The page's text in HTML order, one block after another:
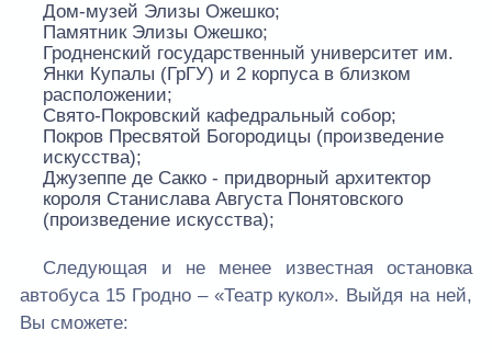
Дом-музей Элизы Ожешко;
Памятник Элизы Ожешко;
Гродненский государственный университет им.
Янки Купалы (ГрГУ) и 2 корпуса в близком
расположении;
Свято-Покровский кафедральный собор;
Покров Пресвятой Богородицы (произведение
искусства);
Джузеппе де Сакко - придворный архитектор
короля Станислава Августа Понятовского
(произведение искусства);
Следующая и не менее известная остановка
автобуса 15 Гродно – «Театр кукол». Выйдя на ней,
Вы сможете: